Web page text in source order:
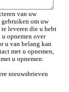
van uw
om uw
leveren die u hebt
opnemen over
u van belang kan
met u opnemen,
u opnemen:
nieuwsbrieven